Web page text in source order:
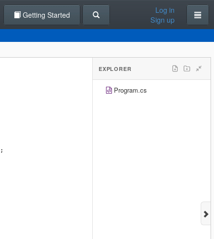
Getting Started
Log in
Sign up
;
EXPLORER
Program.cs